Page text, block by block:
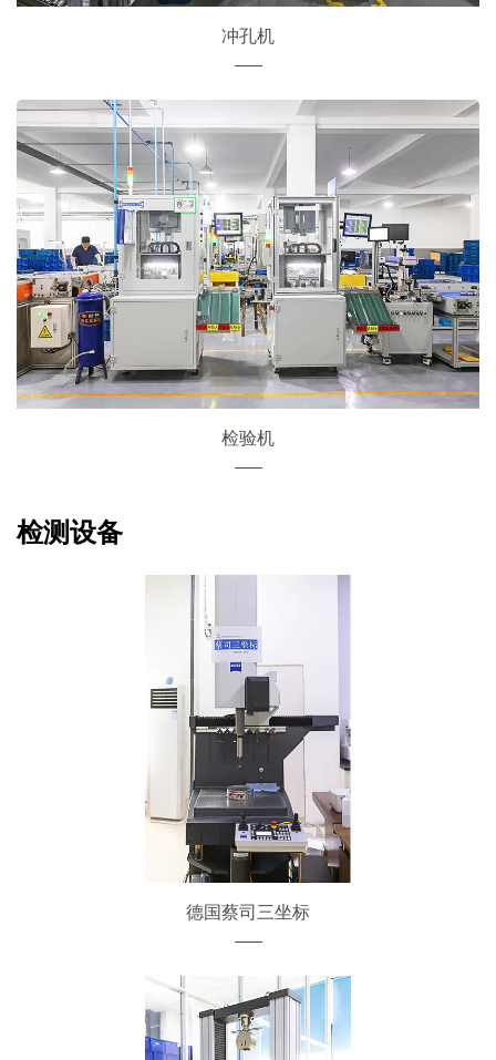
冲孔机
检验机
检测设备
德国蔡司三坐标